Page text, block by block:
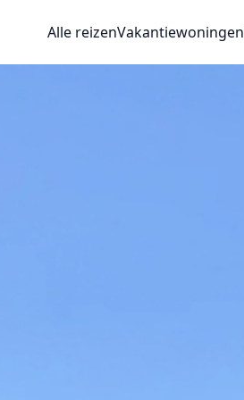
Alle reizenVakantiewoningen